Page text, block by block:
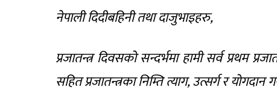
नेपाली दिदीबहिनी तथा दाजुभाइहरु,
प्रजातन्त्र दिवसको सन्दर्भमा हामी सर्व प्रथम
सहित प्रजातन्त्रका निम्ति त्याग, उत्सर्ग र